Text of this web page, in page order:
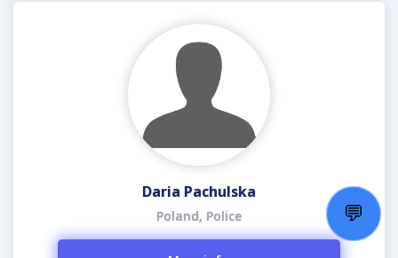
Daria Pachulska
Poland, Police 💬